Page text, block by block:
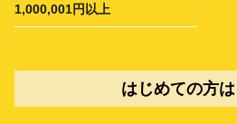
1,000,001円以上
はじめての方